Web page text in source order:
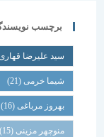
برچسب نویسندگان
سید علیرضا قهاری(168)
شیما خرمی(21)
بهروز مرباغی (16)
منوچهر مزینی(15)